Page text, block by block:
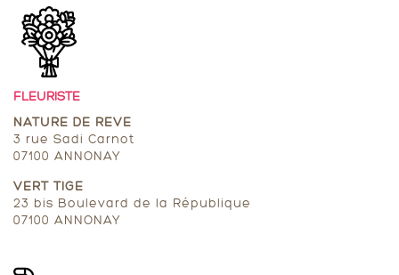
FLEURISTE
NATURE DE REVE
3 rue Sadi Carnot
07100 ANNONAY
VERT TIGE
23 bis Boulevard de la République
07100 ANNONAY